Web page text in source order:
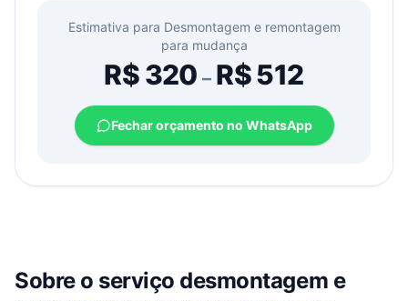
Estimativa para Desmontagem e remontagem
para mudança
R$320 –R$512
Fechar orçamento no WhatsApp
Sobre o serviço desmontagem e